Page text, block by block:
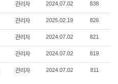
관리자 2024.07.02 838
관리자 2025.02.19 826
관리자 2024.07.02 821
관리자 2024.07.02 819
관리자 2024.07.02 811